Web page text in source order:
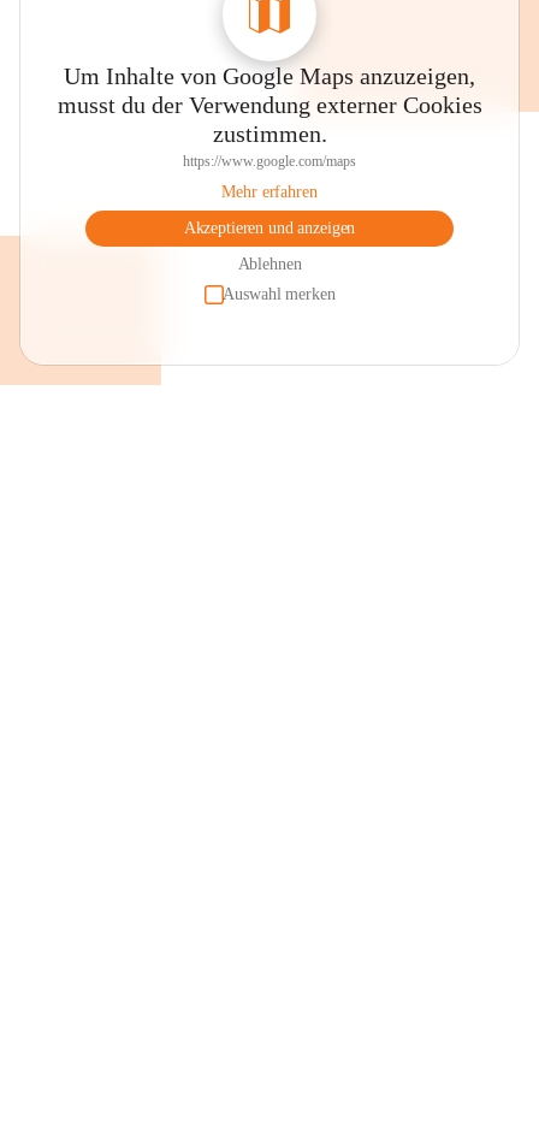
Um Inhalte von Google Maps anzuzeigen,
musst du der Verwendung externer Cookies
zustimmen.
https://www.google.com/maps
Mehr erfahren
Akzeptieren und anzeigen
Ablehnen
Auswahl merken